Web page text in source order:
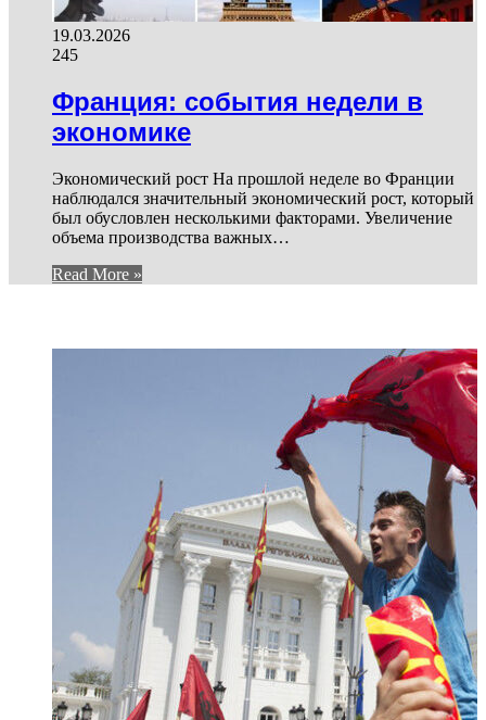
19.03.2026
245
Франция: события недели в
экономике
Экономический рост На прошлой неделе во Франции
наблюдался значительный экономический рост, который
был обусловлен несколькими факторами. Увеличение
объема производства важных…
Read More »